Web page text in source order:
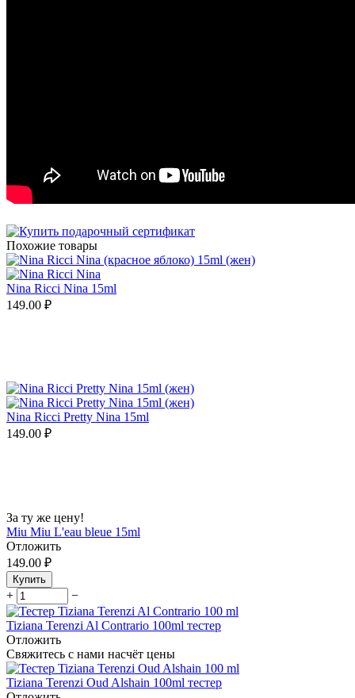
Похожие товары
Nina Ricci Nina 15ml
149.00 ₽
Nina Ricci Pretty Nina 15ml
149.00 ₽
За ту же цену!
Miu Miu L'eau bleue 15ml
Отложить
149.00 ₽
Купить
+ −
Tiziana Terenzi Al Contrario 100ml тестер
Отложить
Свяжитесь с нами насчёт цены
Tiziana Terenzi Oud Alshain 100ml тестер